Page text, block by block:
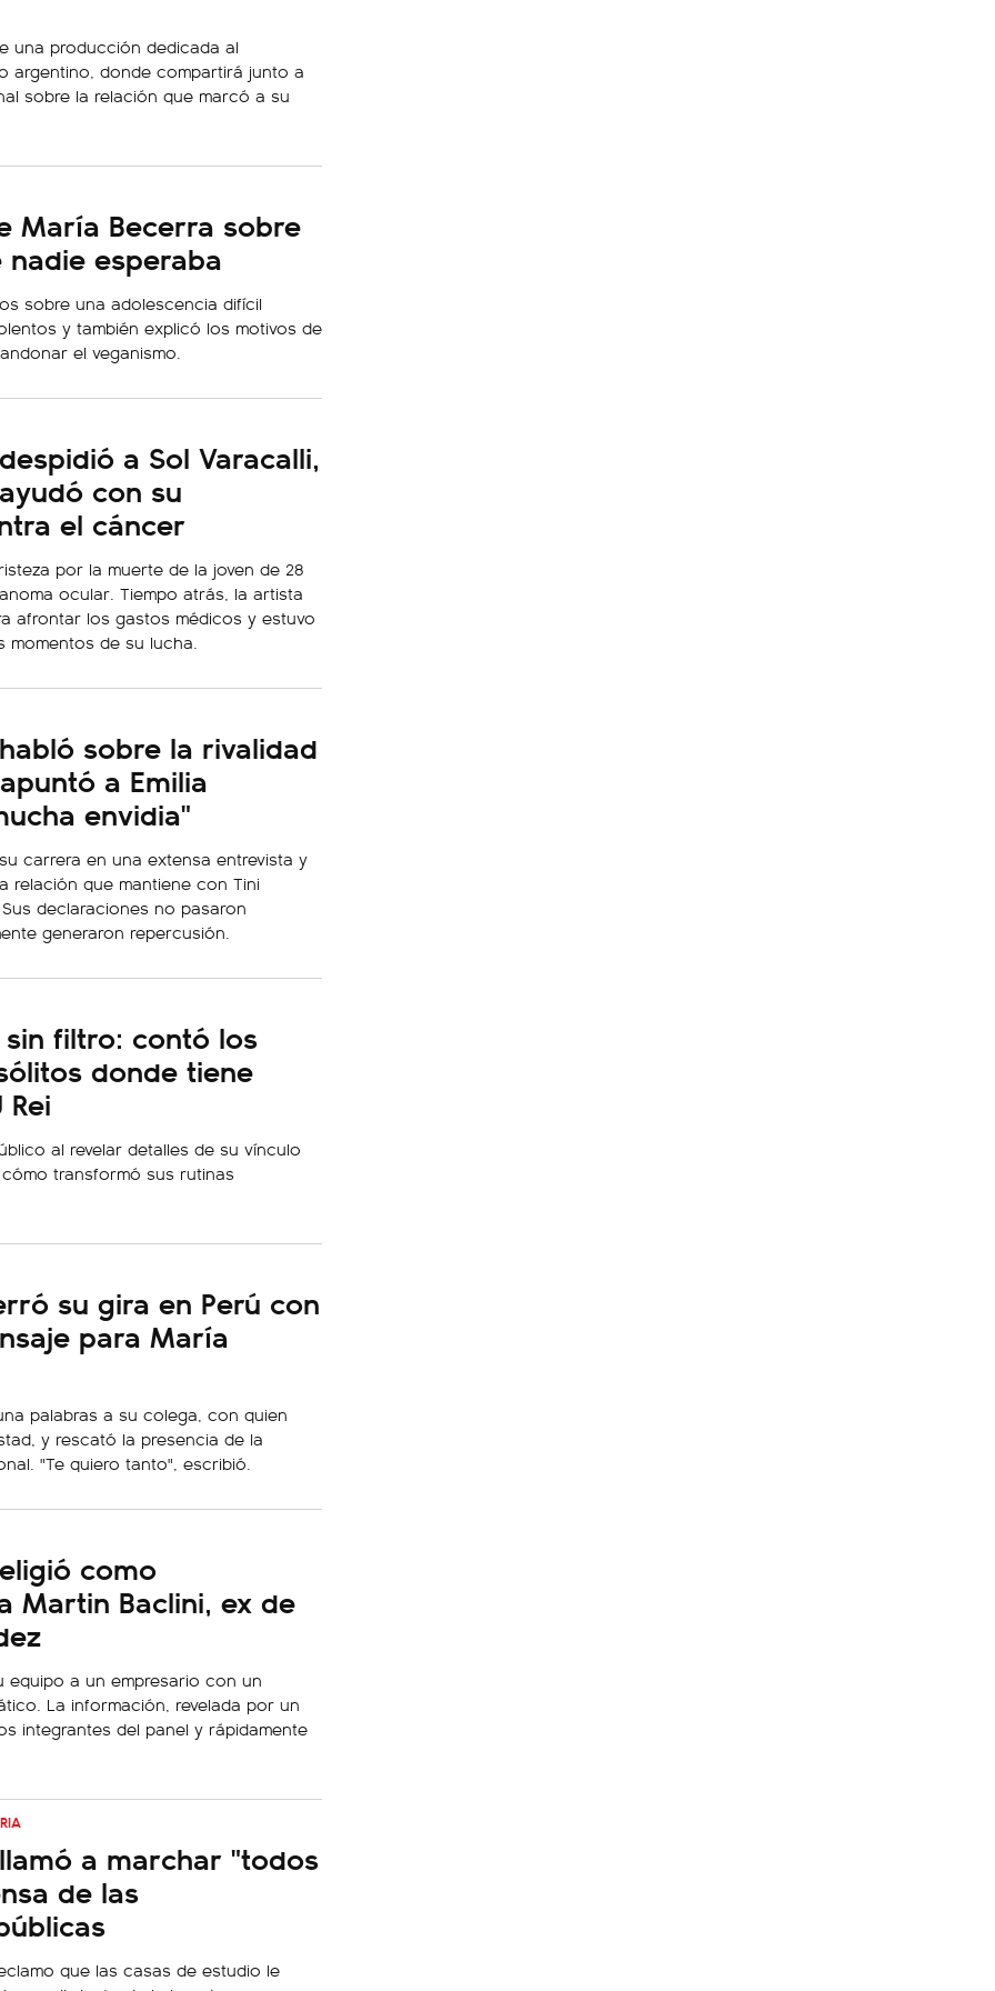
una producción dedicada al
argentino, donde compartirá junto a
sobre la relación que marcó a su
María Becerra sobre
esperaba
sobre una adolescencia difícil
y también explicó los motivos de
el veganismo.
a Sol Varacalli,
con su
el cáncer
por la muerte de la joven de 28
ocular. Tiempo atrás, la artista
afrontar los gastos médicos y estuvo
momentos de su lucha.
sobre la rivalidad
a Emilia
envidia"
carrera en una extensa entrevista y
relación que mantiene con Tini
declaraciones no pasaron
generaron repercusión.
filtro: contó los
donde tiene
al revelar detalles de su vínculo
transformó sus rutinas
su gira en Perú con
para María
palabras a su colega, con quien
y rescató la presencia de la
"Te quiero tanto", escribió.
como
Martin Baclini, ex de
equipo a un empresario con un
La información, revelada por un
integrantes del panel y rápidamente
a marchar "todos
de las
que las casas de estudio le